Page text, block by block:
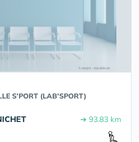
S’PORT (LAB’SPORT)
➔ 93.83 km